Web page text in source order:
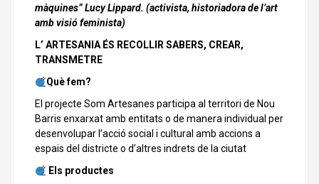
màquines” Lucy Lippard. (activista, historiadora de l’art
amb visió feminista)
L’ ARTESANIA ÉS RECOLLIR SABERS, CREAR,
TRANSMETRE
Què fem?
El projecte Som Artesanes participa al territori de Nou
Barris enxarxat amb entitats o de manera individual per
desenvolupar l’acció social i cultural amb accions a
espais del districte o d’altres indrets de la ciutat
Els productes